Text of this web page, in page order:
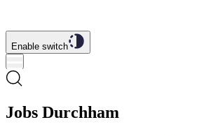
Enable switch
Jobs Durchham